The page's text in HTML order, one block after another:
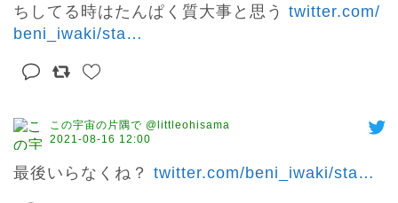
ちしてる時はたんぱく質大事と思う twitter.com/
beni_iwaki/sta…
この宇宙の片隅で @littleohisama
2021-08-16 12:00
最後いらなくね？ twitter.com/beni_iwaki/sta…